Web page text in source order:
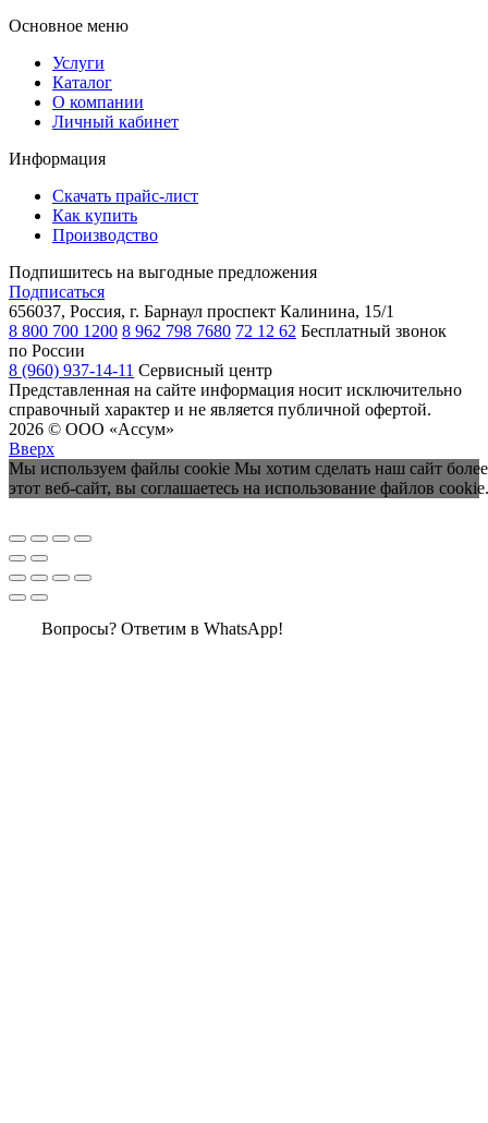
Основное меню
Услуги
Каталог
О компании
Личный кабинет
Информация
Скачать прайс-лист
Как купить
Производство
Подпишитесь на выгодные предложения
Подписаться
656037, Россия, г. Барнаул проспект Калинина, 15/1
8 800 700 1200 8 962 798 7680 72 12 62 Бесплатный звонок
по России
8 (960) 937-14-11 Сервисный центр
Представленная на сайте информация носит исключительно
справочный характер и не является публичной офертой.
2026 © ООО «Ассум»
Вверх
Мы используем файлы cookie Мы хотим сделать наш сайт
этот веб-сайт, вы соглашаетесь на использование файлов cookie.
Вопросы? Ответим в WhatsApp!